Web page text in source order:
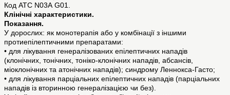
Код АТС N03А G01.
Клінічні характеристики.
Показання.
У дорослих: як монотерапія або у комбінації з іншими
протиепілептичними препаратами:
• для лікування генералізованих епілептичних нападів
(клонічних, тонічних, тоніко-клонічних нападів, абсансів,
міоклонічних та атонічних нападів); синдрому Леннокса-Гасто;
• для лікування парціальних епілептичних нападів (парціальних
нападів із вторинною генералізацією чи без).